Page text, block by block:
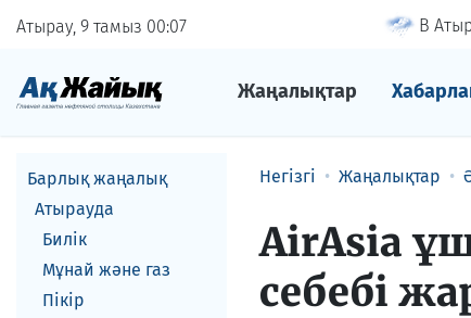
Атырау, 9 тамыз 00 07 В
Жаңалықтар
Барлық жаңалық
Атырауда
Билік
Мұнай және газ
Пікір
Негізгі Жаңалықтар
AirAsia
себебі